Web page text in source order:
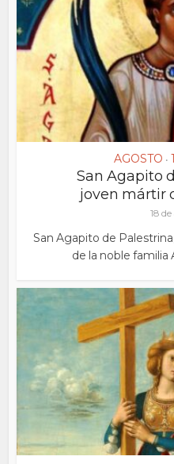
AGOSTO •
San Agapito
joven mártir
18
San Agapito de
de la noble familia